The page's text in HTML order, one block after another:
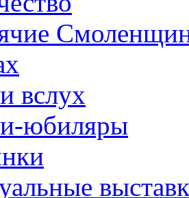
вслух
юбиляры